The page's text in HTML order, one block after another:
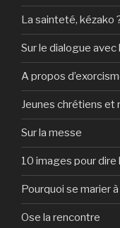
La sainteté, kézako
Sur le dialogue avec
A propos
Jeunes chrétiens
Sur la messe
10 images pour dire
Pourquoi se marier
Ose la rencontre